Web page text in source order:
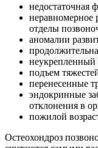
недостаточная
неравномерное
отделы
аномалии
подъем
перенесенные
эндокринные
отклонения в
пожилой
Остеохондроз